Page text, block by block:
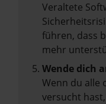
Veraltete
führen, dass
mehr
Wende dich
Wenn du alle
versucht